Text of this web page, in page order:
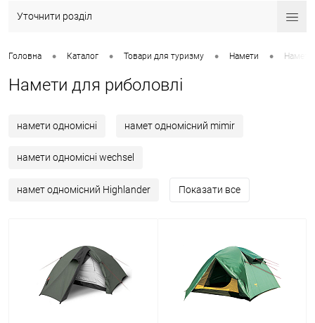
Уточнити розділ
Головна • Каталог • Товари для туризму • Намети •
Намети для риболовлі
намети одномісні намет одномісний mimir
намети одномісні wechsel
намет одномісний Highlander Показати все